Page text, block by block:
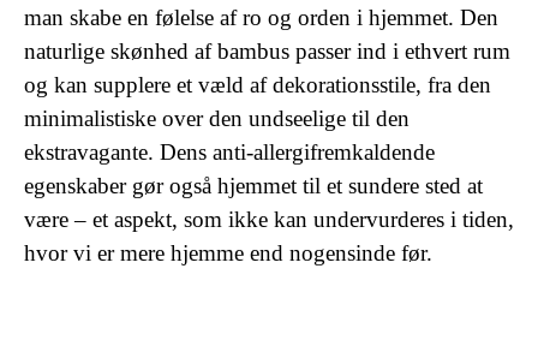
man skabe en følelse af ro og orden i hjemmet. Den
naturlige skønhed af bambus passer ind i ethvert rum
og kan supplere et væld af dekorationsstile, fra den
minimalistiske over den undseelige til den
ekstravagante. Dens anti-allergifremkaldende
egenskaber gør også hjemmet til et sundere sted at
være – et aspekt, som ikke kan undervurderes i tiden,
hvor vi er mere hjemme end nogensinde før.